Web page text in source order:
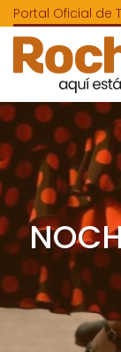
Portal Oficial de